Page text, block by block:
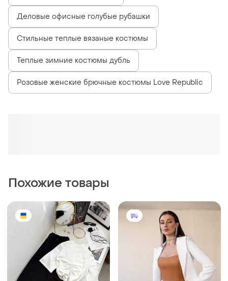
Деловые офисные голубые рубашки
Стильные теплые вязаные костюмы
Теплые зимние костюмы дубль
Розовые женские брючные костюмы Love Republic